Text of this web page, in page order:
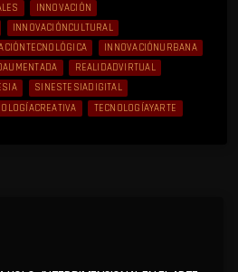
INNOVACIÓN
INNOVACIÓNCULTURAL
INNOVACIÓNURBANA
REALIDADVIRTUAL
SINESTESIADIGITAL
TECNOLOGÍAYARTE